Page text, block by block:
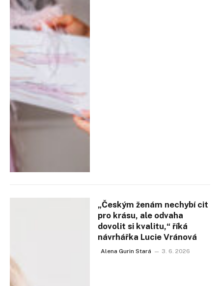
„Českým ženám nechybí cit
pro krásu, ale odvaha
dovolit si kvalitu,“ říká
návrhářka Lucie Vránová
Alena Gurin Stará 3. 6. 2026